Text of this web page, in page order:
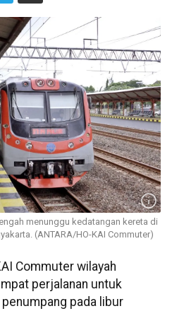
menunggu kedatangan kereta di
(ANTARA/HO-KAI Commuter)
Commuter wilayah
perjalanan untuk
pada libur